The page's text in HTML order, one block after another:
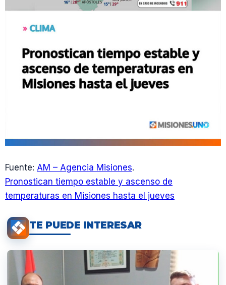
Fuente: AM – Agencia Misiones.
Pronostican tiempo estable y ascenso de
temperaturas en Misiones hasta el jueves
TE PUEDE INTERESAR